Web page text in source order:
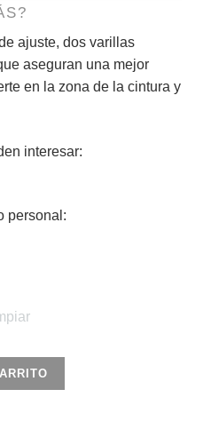
ajuste, dos varillas
aseguran una mejor
en la zona de la cintura y
interesar:
personal: